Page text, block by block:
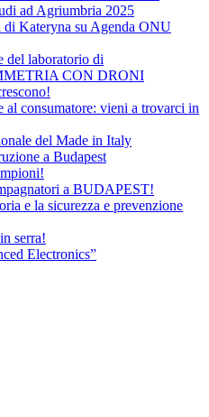
ad Agriumbria 2025
Kateryna su Agenda ONU
del laboratorio di
CON DRONI
al consumatore: vieni a trovarci in
del Made in Italy
a Budapest
a BUDAPEST!
e la sicurezza e prevenzione
serra!
Electronics”